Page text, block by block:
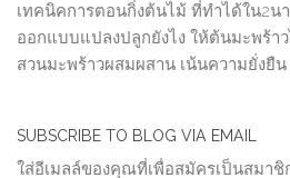
เทคนิคการตอนกิ่งต้นไม้ ที่ทำได้ใน2น
ออกแบบแปลงปลูกยังไง ให้ต้นมะพร้าว
สวนมะพร้าวผสมผสาน เน้นความยั่งยื
SUBSCRIBE TO BLOG VIA EMAIL
ใส่อีเมลล์ของคุณที่เพื่อสมัครเป็นสมา